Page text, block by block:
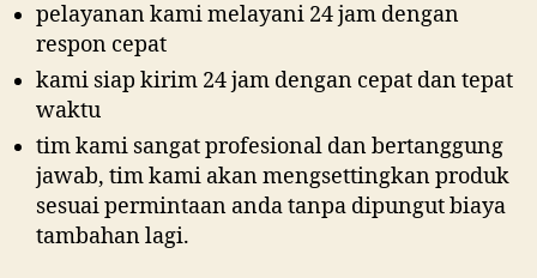
pelayanan kami melayani 24 jam dengan
respon cepat
kami siap kirim 24 jam dengan cepat dan tepat
waktu
tim kami sangat profesional dan bertanggung
jawab, tim kami akan mengsettingkan produk
sesuai permintaan anda tanpa dipungut biaya
tambahan lagi.